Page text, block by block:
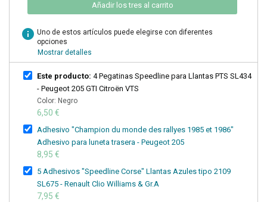
Añadir los tres al carrito
info Uno de estos artículos puede elegirse con diferentes
opciones
Mostrar detalles
Este producto: 4 Pegatinas Speedline para Llantas PTS SL434
- Peugeot 205 GTI Citroën VTS
Color: Negro
6,50 €
Adhesivo "Champion du monde des rallyes 1985 et 1986"
Adhesivo para luneta trasera - Peugeot 205
8,95 €
5 Adhesivos "Speedline Corse" Llantas Azules tipo 2109
SL675 - Renault Clio Williams & Gr.A
7,95 €